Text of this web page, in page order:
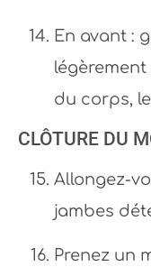
En avant :
légèrement
du corps,
CLÔTURE DU
Allongez-
jambes
Prenez un